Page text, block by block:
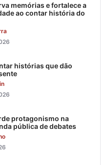
memórias e fortalece a
ao contar história do
histórias que dão
protagonismo na
pública de debates